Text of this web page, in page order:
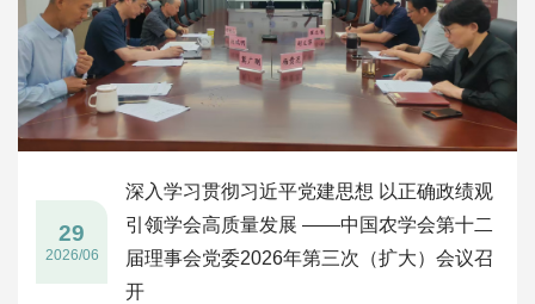
深入学习贯彻习近平党建思想 以正确政绩观
引领学会高质量发展 ——中国农学会第十二
届理事会党委2026年第三次（扩大）会议召
开
29
2026/06